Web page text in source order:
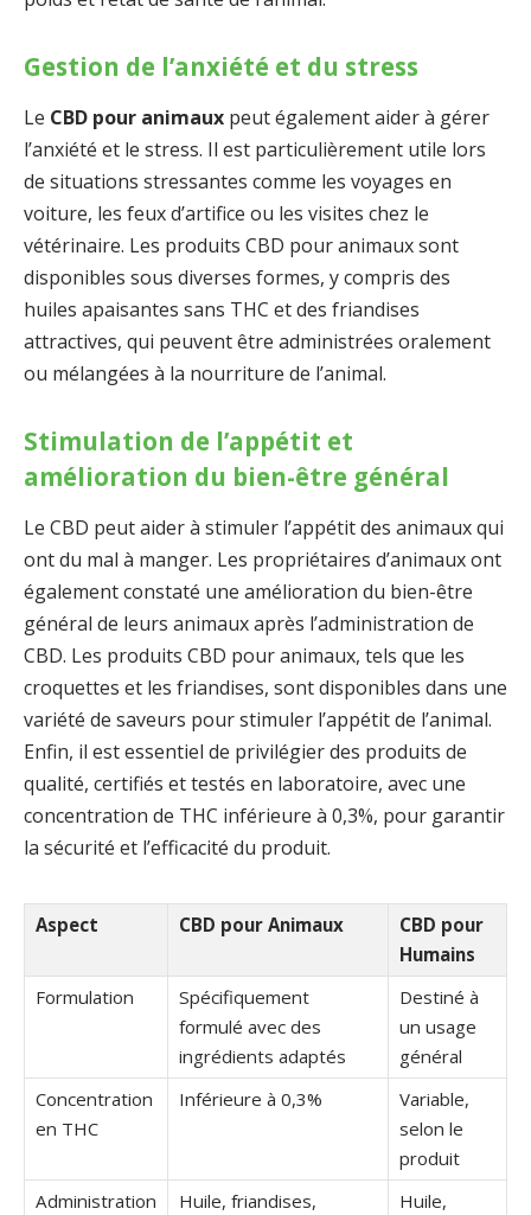
Gestion de l’anxiété et du stress
Le CBD pour animaux peut également aider à gérer
l’anxiété et le stress. Il est particulièrement utile lors
de situations stressantes comme les voyages en
voiture, les feux d’artifice ou les visites chez le
vétérinaire. Les produits CBD pour animaux sont
disponibles sous diverses formes, y compris des
huiles apaisantes sans THC et des friandises
attractives, qui peuvent être administrées oralement
ou mélangées à la nourriture de l’animal.
Stimulation de l’appétit et
amélioration du bien-être général
Le CBD peut aider à stimuler l’appétit des animaux qui
ont du mal à manger. Les propriétaires d’animaux ont
également constaté une amélioration du bien-être
général de leurs animaux après l’administration de
CBD. Les produits CBD pour animaux, tels que les
croquettes et les friandises, sont disponibles dans une
variété de saveurs pour stimuler l’appétit de l’animal.
Enfin, il est essentiel de privilégier des produits de
qualité, certifiés et testés en laboratoire, avec une
concentration de THC inférieure à 0,3%, pour garantir
la sécurité et l’efficacité du produit.
Aspect CBD pour Animaux
CBD pour
Humains
Formulation
Spécifiquement
formulé avec des
ingrédients adaptés
Destiné à
un usage
général
Concentration
en THC
Inférieure à 0,3%
Variable,
selon le
produit
Administration
Huile, friandises,
Huile,